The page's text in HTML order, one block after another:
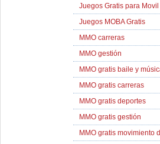
Juegos Gratis para Movil
Juegos MOBA Gratis
MMO carreras
MMO gestión
MMO gratis baile y
MMO gratis carreras
MMO gratis deportes
MMO gratis gestión
MMO gratis movimiento